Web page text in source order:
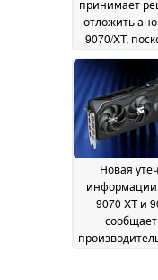
принимает
отложить
9070/XT,
GPU,
есть на
крупных
продавцов22
2025
Новая
информации
9070 XT и